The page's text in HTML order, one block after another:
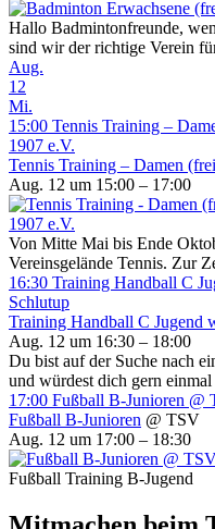
Hallo Badmintonfreunde,
sind wir der richtige Verein
Aug.
12
Mi.
15:00 Tennis Training –
1907 e.V.
Tennis Training – Damen
Aug. 12 um 15:00 – 17:00
Von Mitte Mai bis Ende
Vereinsgelände Tennis. Zur
16:30 Training Handball C
Schlutup
Training Handball C Jugend
Aug. 12 um 16:30 – 18:00
Du bist auf der Suche nach
und würdest dich gern
17:00 Fußball B-Junioren @
Fußball B-Junioren @ TSV
Aug. 12 um 17:00 – 18:30
Fußball Training B-Jugend